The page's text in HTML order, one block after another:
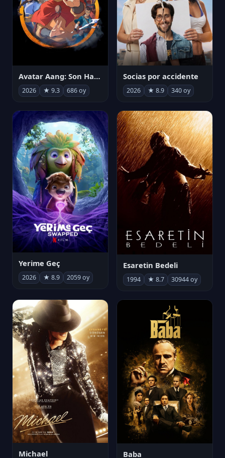
Avatar Aang: Son Havabükücü
2026 ★ 9.3 686 oy
Socias por accidente
2026 ★ 8.9 340 oy
Yerime Geç
2026 ★ 8.9 2059 oy
Esaretin Bedeli
1994 ★ 8.7 30944 oy
Michael Baba